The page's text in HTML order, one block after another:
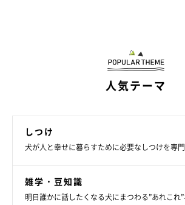
School」代表 西川文二先生
参考／『いぬのきもち』2020年5月号「愛犬
写真／尾﨑たまき
文／いぬのきもち編集室
※この特集では、犬の気持ちを分かりやすく
して表現しています。ただし本来犬は、人
考えたり、話したりすることはありません。
※モデル犬には、困りごとを演じてもらっ
人気テーマ
しつけ
犬が人と幸せに暮らすために必要なしつけを専
雑学・豆知識
明日誰かに話したくなる犬にまつわる”あれこれ